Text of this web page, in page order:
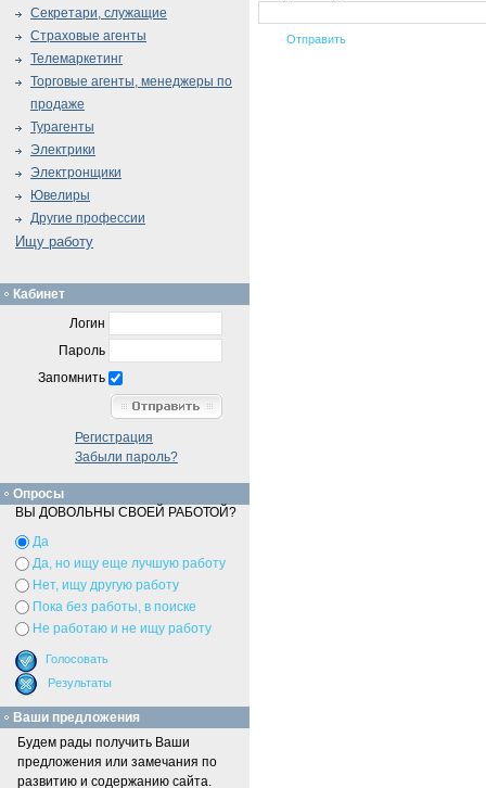
Секретари, служащие
Страховые агенты
Телемаркетинг
Торговые агенты, менеджеры по
продаже
Турагенты
Электрики
Электронщики
Ювелиры
Другие профессии
Ищу работу
Кабинет
Логин
Пароль
Запомнить
Регистрация
Забыли пароль?
Опросы
ВЫ ДОВОЛЬНЫ СВОЕЙ РАБОТОЙ?
Да
Да, но ищу еще лучшую работу
Нет, ищу другую работу
Пока без работы, в поиске
Не работаю и не ищу работу
Ваши предложения
Будем рады получить Ваши
предложения или замечания по
развитию и содержанию сайта.